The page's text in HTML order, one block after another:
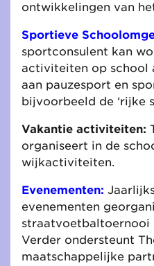
ontwikkelingen van
Sportieve
sportconsulent kan
activiteiten op school
aan pauzesport en
bijvoorbeeld de ‘rijke
Vakantie activiteiten:
organiseert in de
wijkactiviteiten.
Evenementen:
evenementen
straatvoetbaltoernooi
Verder ondersteunt
maatschappelijke